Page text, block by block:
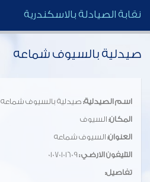
نقابة الصيادلة بالاسكندرية
صيدلية بالسيوف شماعه
اسم الصيدلية: صيدلية بالسيوف شماعه
المكان: السيوف
العنوان: السيوف شماعه
التليفون الارضي :
تفاصيل: